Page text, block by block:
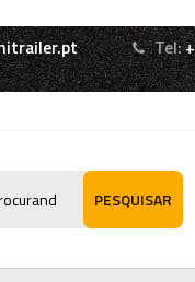
Tel:
PESQUISAR